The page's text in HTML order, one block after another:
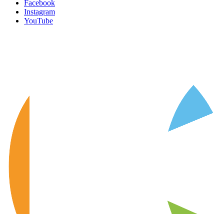
Facebook
Instagram
YouTube